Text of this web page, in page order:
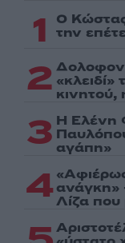
1 Ο
την
2 κινητού,
3 Η Ελένη
αγάπη»
4 ανάγκη»
Λίζα